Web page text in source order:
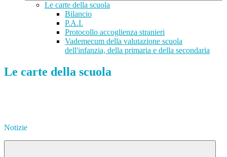
Le carte della scuola
Bilancio
P.A.I.
Protocollo accoglienza stranieri
Vademecum della valutazione scuola
dell'infanzia, della primaria e della secondaria
Le carte della scuola
Notizie